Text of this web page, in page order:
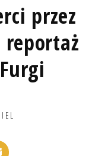
przez
reportaż